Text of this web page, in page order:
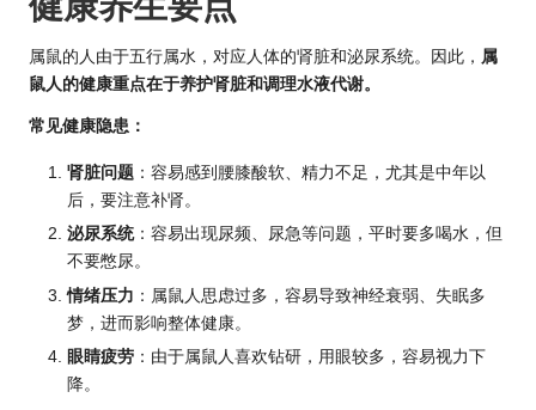
属鼠的人由于五行属水，对应人体的肾脏和泌尿系统。因此， 属
鼠人的健康重点在于养护肾脏和调理水液代谢。
常见健康隐患：
肾脏问题 ：容易感到腰膝酸软、精力不足，尤其是中年以
后，要注意补肾。
泌尿系统：容易出现尿频、尿急等问题，平时要多喝水，但
不要憋尿。
情绪压力 ：属鼠人思虑过多，容易导致神经衰弱、失眠多
梦，进而影响整体健康。
眼睛疲劳 ：由于属鼠人喜欢钻研，用眼较多，容易视力下
降。